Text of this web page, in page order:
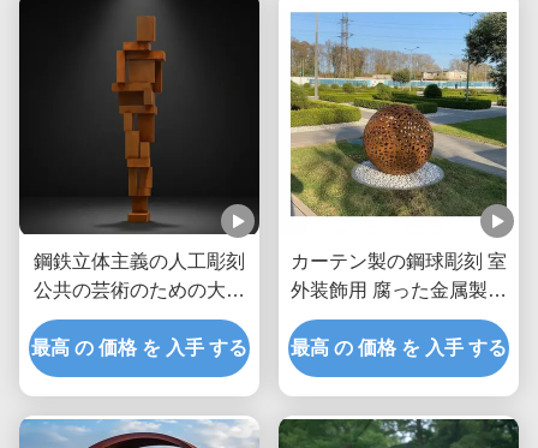
鋼鉄立体主義の人工彫刻
公共の芸術のための大き
な金属像
最高 の 価格 を 入手 する
カーテン製の鋼球彫刻 室
外装飾用 腐った金属製の
庭球
最高 の 価格 を 入手 する